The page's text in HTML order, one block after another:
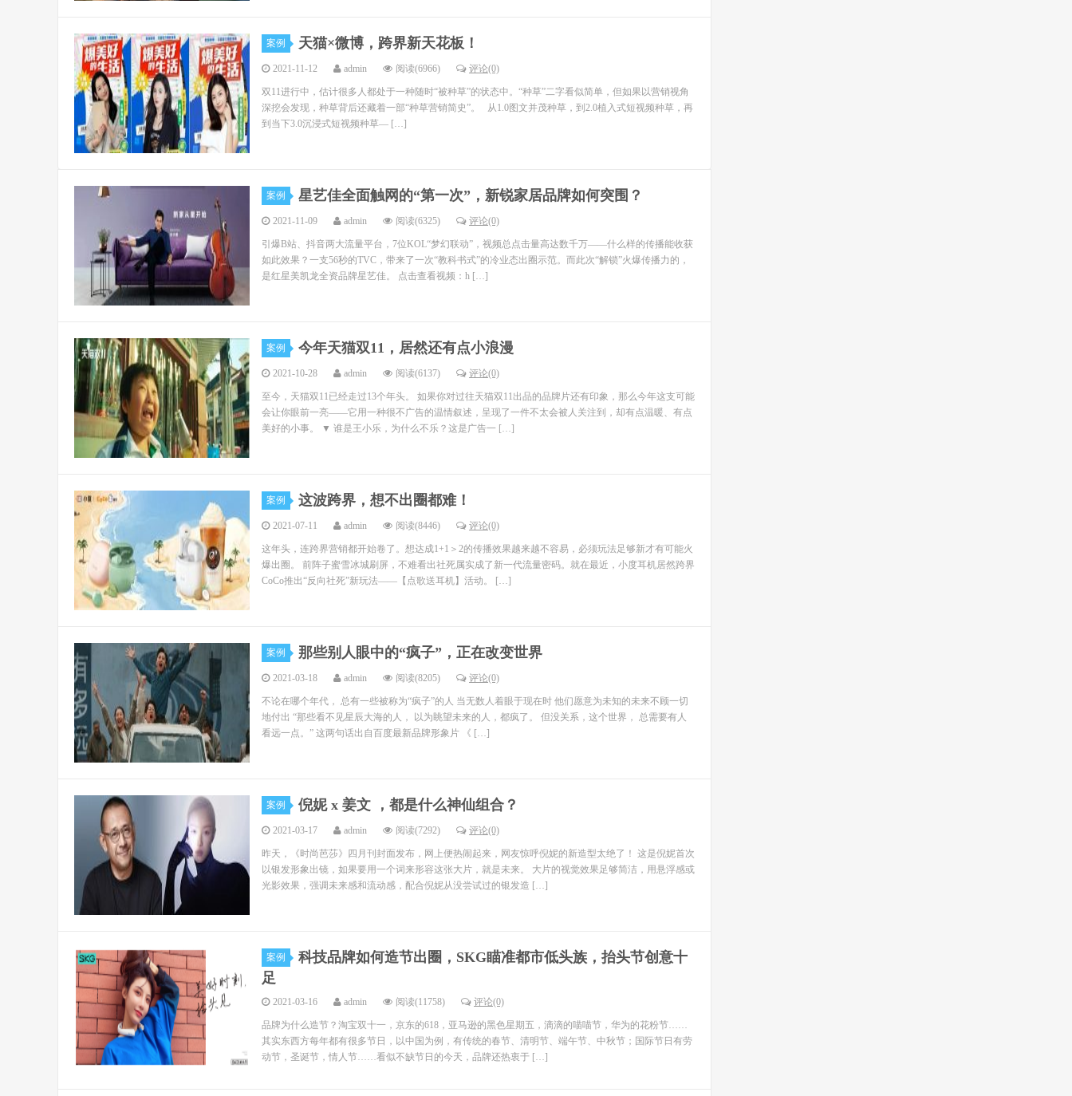
案例 天猫×微博，跨界新天花板！
2021-11-12 admin 阅读(6966) 评论(0)
双11进行中，估计很多人都处于一种随时“被种草”的状态中。“种草”二字看似简单，但如果以营销视角
深挖会发现，种草背后还藏着一部“种草营销简史”。 从1.0图文并茂种草，到2.0植入式短视频种草，再
到当下3.0沉浸式短视频种草— […]
案例 星艺佳全面触网的“第一次”，新锐家居品牌如何突围？
2021-11-09 admin 阅读(6325) 评论(0)
引爆B站、抖音两大流量平台，7位KOL“梦幻联动”，视频总点击量高达数千万——什么样的传播能收获
如此效果？一支56秒的TVC，带来了一次“教科书式”的冷业态出圈示范。而此次“解锁”火爆传播力的，
是红星美凯龙全资品牌星艺佳。 点击查看视频：h […]
案例 今年天猫双11，居然还有点小浪漫
2021-10-28 admin 阅读(6137) 评论(0)
至今，天猫双11已经走过13个年头。 如果你对过往天猫双11出品的品牌片还有印象，那么今年这支可能
会让你眼前一亮——它用一种很不广告的温情叙述，呈现了一件不太会被人关注到，却有点温暖、有点
美好的小事。 ▼ 谁是王小乐，为什么不乐？这是广告一 […]
案例 这波跨界，想不出圈都难！
2021-07-11 admin 阅读(8446) 评论(0)
这年头，连跨界营销都开始卷了。想达成1+1＞2的传播效果越来越不容易，必须玩法足够新才有可能火
爆出圈。 前阵子蜜雪冰城刷屏，不难看出社死属实成了新一代流量密码。就在最近，小度耳机居然跨界
CoCo推出“反向社死”新玩法——【点歌送耳机】活动。 […]
案例 那些别人眼中的“疯子”，正在改变世界
2021-03-18 admin 阅读(8205) 评论(0)
不论在哪个年代， 总有一些被称为“疯子”的人 当无数人着眼于现在时 他们愿意为未知的未来不顾一切
地付出 “那些看不见星辰大海的人， 以为眺望未来的人，都疯了。 但没关系，这个世界， 总需要有人
看远一点。” 这两句话出自百度最新品牌形象片 《 […]
案例 倪妮 x 姜文 ，都是什么神仙组合？
2021-03-17 admin 阅读(7292) 评论(0)
昨天，《时尚芭莎》四月刊封面发布，网上便热闹起来，网友惊呼倪妮的新造型太绝了！ 这是倪妮首次
以银发形象出镜，如果要用一个词来形容这张大片，就是未来。 大片的视觉效果足够简洁，用悬浮感或
光影效果，强调未来感和流动感，配合倪妮从没尝试过的银发造 […]
案例
科技品牌如何造节出圈，SKG瞄准都市低头族，抬头节创意十
足
2021-03-16 admin 阅读(11758) 评论(0)
品牌为什么造节？淘宝双十一，京东的618，亚马逊的黑色星期五，滴滴的喵喵节，华为的花粉节……
其实东西方每年都有很多节日，以中国为例，有传统的春节、清明节、端午节、中秋节；国际节日有劳
动节，圣诞节，情人节……看似不缺节日的今天，品牌还热衷于 […]